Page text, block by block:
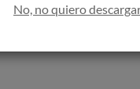
100% seguro.
No, no quiero